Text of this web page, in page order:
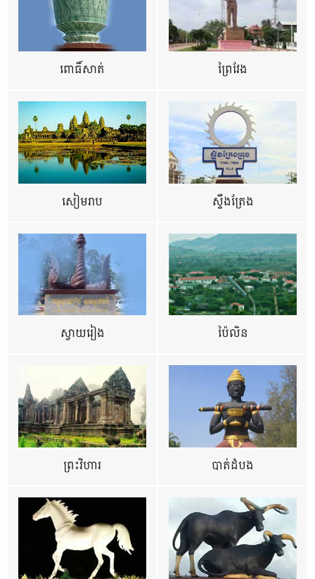
ពោធិ៍សាត់ ព្រៃវែង
សៀមរាប ស្ទឹងត្រែង
ស្វាយរៀង ប៉ៃលិន
ព្រះវិហារ បាត់ដំបង